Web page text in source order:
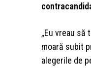
„Eu vreau
moară subit
alegerile de